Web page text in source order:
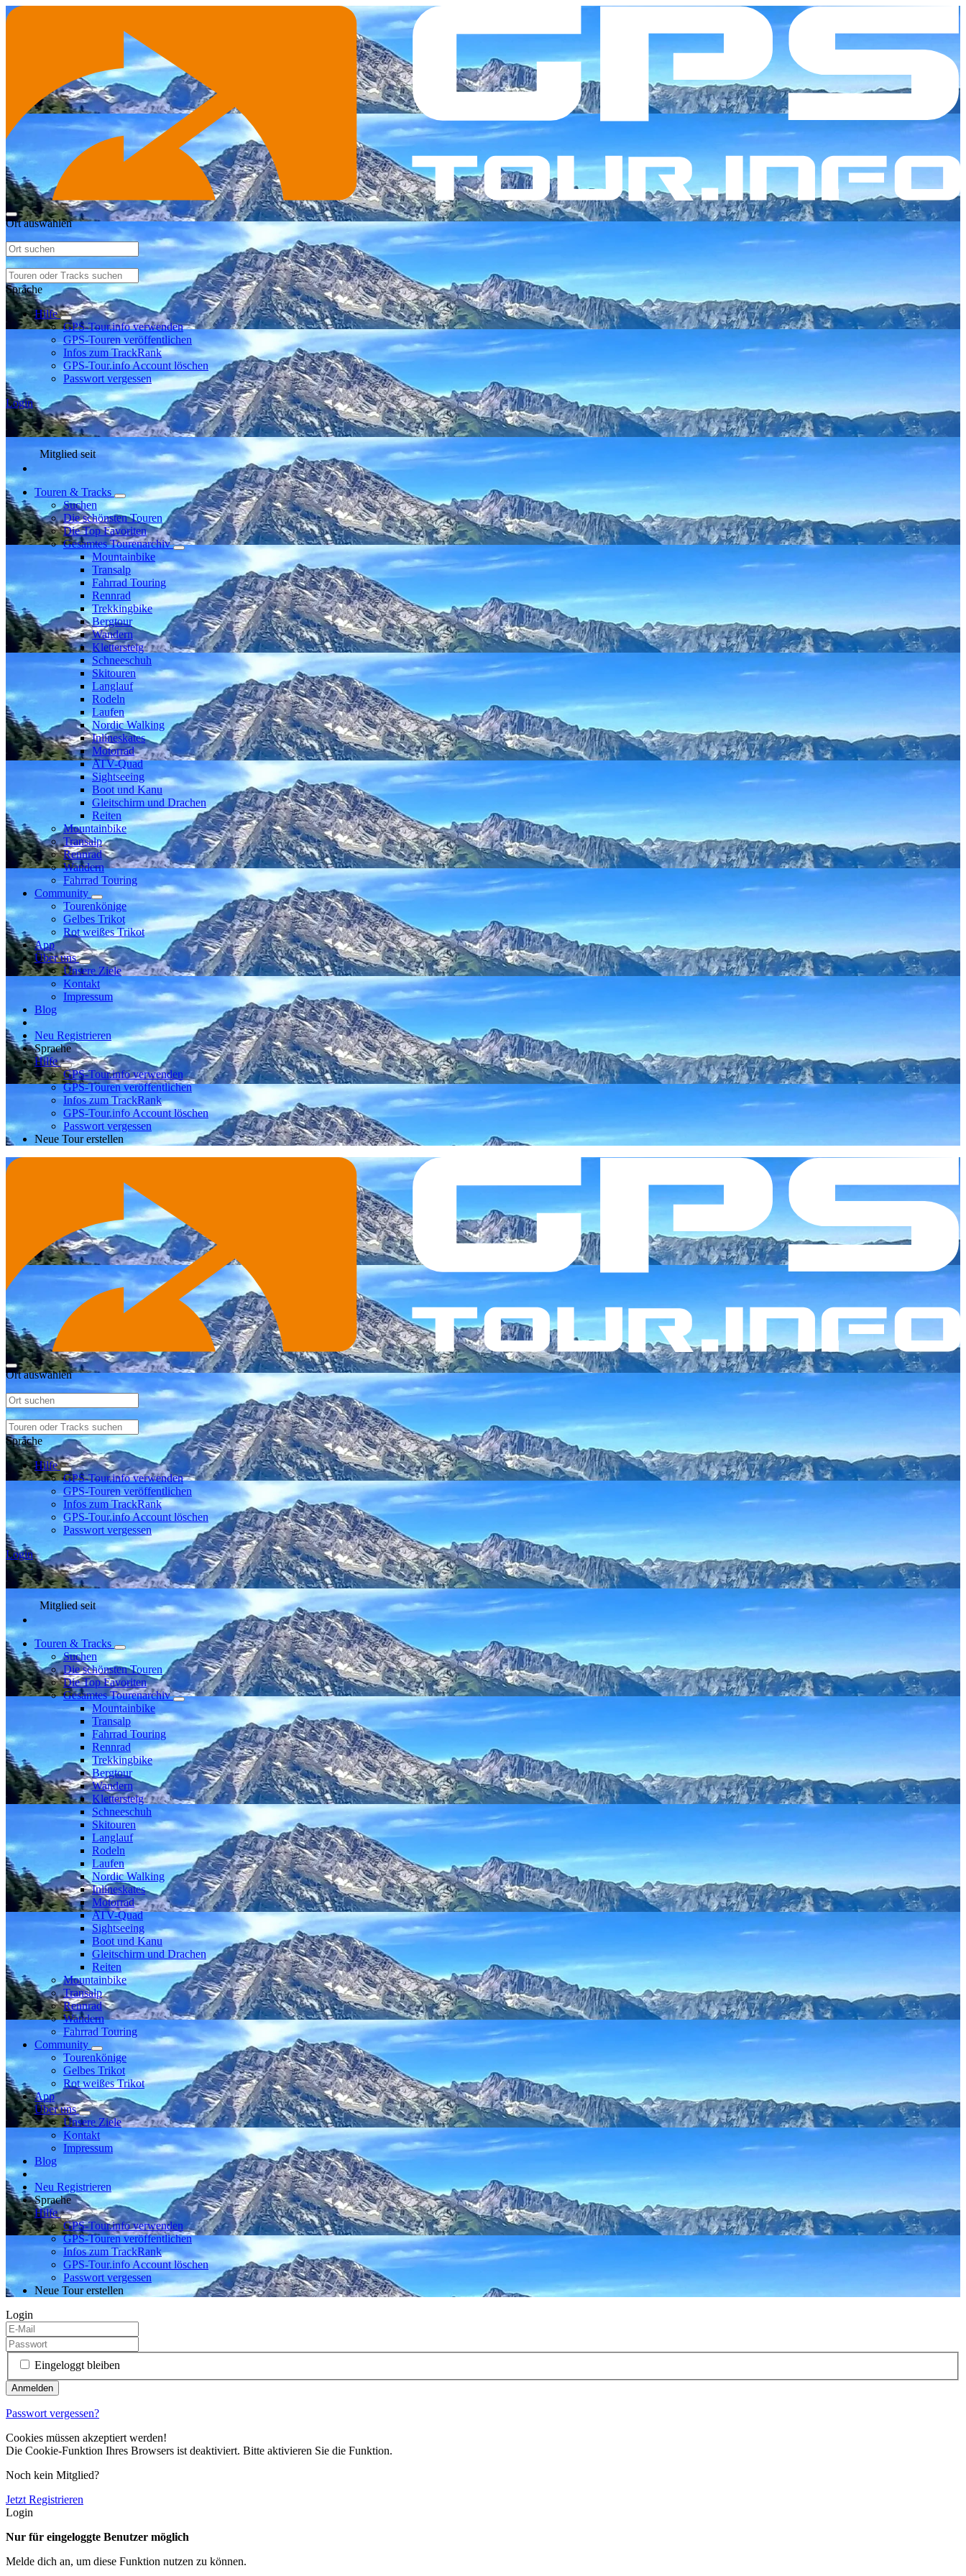
Ort auswählen
Sprache
Hilfe
GPS-Tour.info verwenden
GPS-Touren veröffentlichen
Infos zum TrackRank
GPS-Tour.info Account löschen
Passwort vergessen
Login
Mitglied seit
Touren & Tracks
Suchen
Die schönsten Touren
Die Top Favoriten
Gesamtes Tourenarchiv
Mountainbike
Transalp
Fahrrad Touring
Rennrad
Trekkingbike
Bergtour
Wandern
Klettersteig
Schneeschuh
Skitouren
Langlauf
Rodeln
Laufen
Nordic Walking
Inlineskates
Motorrad
ATV-Quad
Sightseeing
Boot und Kanu
Gleitschirm und Drachen
Reiten
Mountainbike
Transalp
Rennrad
Wandern
Fahrrad Touring
Community
Tourenkönige
Gelbes Trikot
Rot weißes Trikot
App
Über uns
Unsere Ziele
Kontakt
Impressum
Blog
Neu Registrieren
Sprache
Hilfe
GPS-Tour.info verwenden
GPS-Touren veröffentlichen
Infos zum TrackRank
GPS-Tour.info Account löschen
Passwort vergessen
Neue Tour erstellen
Ort auswählen
Sprache
Hilfe
GPS-Tour.info verwenden
GPS-Touren veröffentlichen
Infos zum TrackRank
GPS-Tour.info Account löschen
Passwort vergessen
Login
Mitglied seit
Touren & Tracks
Suchen
Die schönsten Touren
Die Top Favoriten
Gesamtes Tourenarchiv
Mountainbike
Transalp
Fahrrad Touring
Rennrad
Trekkingbike
Bergtour
Wandern
Klettersteig
Schneeschuh
Skitouren
Langlauf
Rodeln
Laufen
Nordic Walking
Inlineskates
Motorrad
ATV-Quad
Sightseeing
Boot und Kanu
Gleitschirm und Drachen
Reiten
Mountainbike
Transalp
Rennrad
Wandern
Fahrrad Touring
Community
Tourenkönige
Gelbes Trikot
Rot weißes Trikot
App
Über uns
Unsere Ziele
Kontakt
Impressum
Blog
Neu Registrieren
Sprache
Hilfe
GPS-Tour.info verwenden
GPS-Touren veröffentlichen
Infos zum TrackRank
GPS-Tour.info Account löschen
Passwort vergessen
Neue Tour erstellen
Login
Eingeloggt bleiben
Passwort vergessen?
Cookies müssen akzeptiert werden!
Die Cookie-Funktion Ihres Browsers ist deaktiviert. Bitte aktivieren Sie die Funktion.
Noch kein Mitglied?
Jetzt Registrieren
Login
Nur für eingeloggte Benutzer möglich
Melde dich an, um diese Funktion nutzen zu können.